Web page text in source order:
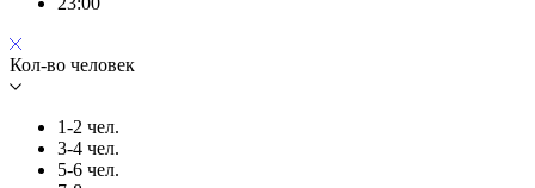
Кол-во человек
1-2 чел.
3-4 чел.
5-6 чел.